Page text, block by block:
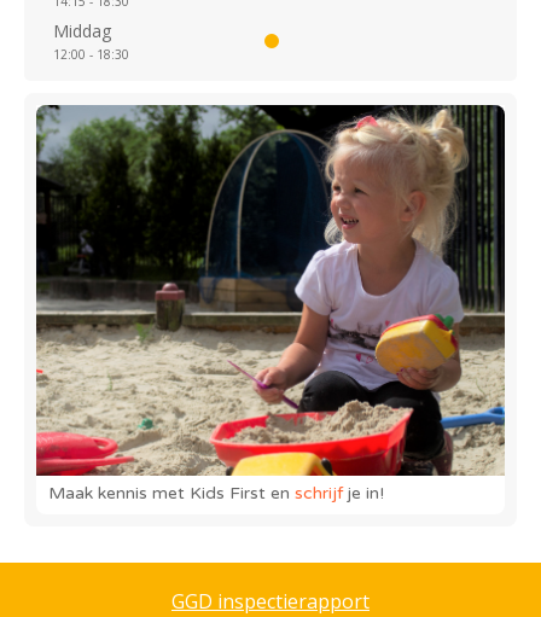
Middag
12:00 - 18:30
Maak kennis met Kids First en schrijfje in!
GGD inspectierapport